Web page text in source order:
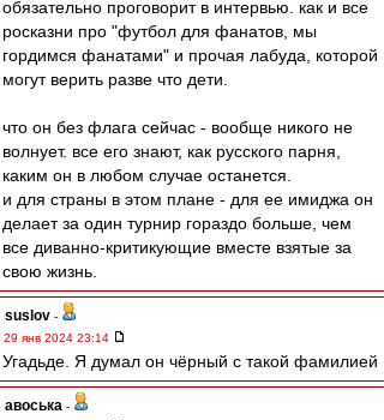
обязательно проговорит в интервью. как и все
росказни про "футбол для фанатов, мы
гордимся фанатами" и прочая лабуда, которой
могут верить разве что дети.
что он без флага сейчас - вообще никого не
волнует. все его знают, как русского парня,
каким он в любом случае останется.
и для страны в этом плане - для ее имиджа он
делает за один турнир гораздо больше, чем
все диванно-критикующие вместе взятые за
свою жизнь.
suslov -
29 янв 2024 23:14
Угадьде. Я думал он чёрный с такой фамилией
авоська -